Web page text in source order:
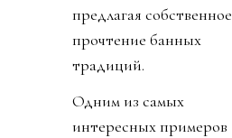
предлагая собственное
прочтение банных
традиций.
Одним из самых
интересных примеров